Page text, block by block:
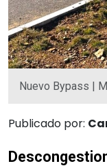
Nuevo Bypass |
Publicado por: